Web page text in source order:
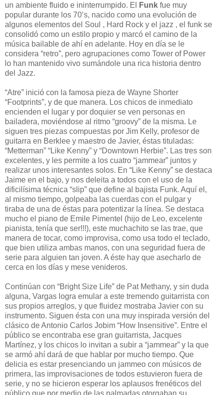
un ambiente fluido e ininterrumpido. El
Funk fue muy
popular durante los 70’s, nacido como una evolución de
algunos elementos del Soul , Hard Rock y el jazz , el funk se
consolidó como un estilo propio y marcó el camino de la
música bailable de ahí en adelante. Hoy en día se le
considera “retro”, pero agrupaciones como Tower of Power
lo han mantenido vivo sumándole una rica historia dentro
del Jazz.
“Atre” inició con la famosa pieza de Wayne Shorter
“Footprints”, y de que manera. Los chicos de inmediato
encienden el lugar y por doquier se ven personas en
bailadera, moviéndose al ritmo “groovy” de la misma. Le
siguen tres piezas compuestas por Jim Kelly, profesor de
guitarra en Berklee y maestro de Javier, éstas tituladas:
“Metterman” “Like Kenny” y “Downtown Herbie”. Las tres son
excelentes, y les permite a los cuatro “jammear” juntos y
realizar unos interesantes solos. En “Like Kenny” se destaca
Jaime en el bajo, y nos deleita a todos con el uso de la
dificilísima técnica “slip” que define al bajista Funk. Aquí el,
al mismo tiempo, golpeaba las cuerdas con el pulgar y
tiraba de una de éstas para potentizar la línea. Se destaca
mucho el piano de Emile Pimentel (hijo de Leo, excelente
pianista, tenía que ser!!!), este muchachito se las trae, que
manera de tocar, como improvisa, como usa todo el teclado,
que bien utiliza ambas manos, con una seguridad fuera de
serie para alguien tan joven. A éste hay que asecharlo de
cerca en los días y mese venideros.
Continúan con “Bright Size Life” de Pat Methany, y sin duda
alguna, Vargas logra emular a este tremendo guitarrista con
sus propios arreglos, y que fluidez mostraba Javier con su
instrumento. Siguen ésta con una muy inspirada versión del
clásico de Antonio Carlos Jobim “How Insensitive”. Entre el
público se encontraba ese gran guitarrista, Jacques
Martínez, y los chicos lo invitan a subir a “jammear” y la que
se armó ahí dará de que hablar por mucho tiempo. Que
delicia es estar presenciando un jammeo con músicos de
primera, las improvisaciones de todos estuvieron fuera de
serie, y no se hicieron esperar los aplausos frenéticos del
público que por medio de las palmadas otorgaban su